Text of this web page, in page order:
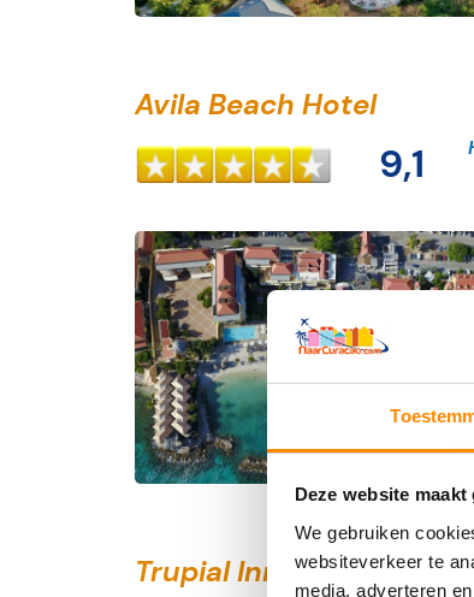
Deze website
We gebruiken
websiteverkeer te
media, adverteren
Avila Beach Hotel
9,1
Trupial Inn Hotel